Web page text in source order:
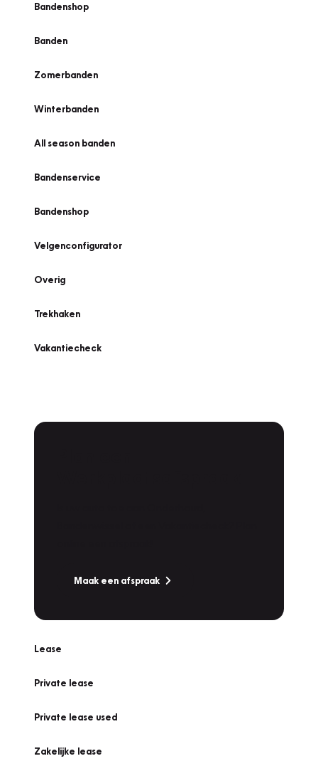
Bandenshop
Banden
Zomerbanden
Winterbanden
All season banden
Bandenservice
Bandenshop
Velgenconfigurator
Overig
Trekhaken
Vakantiecheck
Maak een afspraak
Lease
Private lease
Private lease used
Zakelijke lease